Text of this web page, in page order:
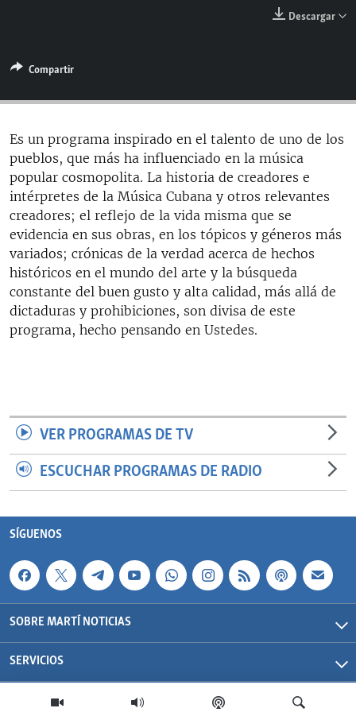
ESPECIALES
LA REALIDAD DE LA VIVIENDA EN CUBA
KENTU-CUBANO
LOS SANTOS DE HIALEAH
DESINFORMACIÓN RUSA EN AMÉRICA LATINA
LA INVASIÓN DE RUSIA A UCRANIA
MULTIMEDIA
EDITORIALES
SÍGUENOS
Descargar
Compartir
Es un programa inspirado en el talento de uno de los
pueblos, que más ha influenciado en la música
popular cosmopolita. La historia de creadores e
intérpretes de la Música Cubana y otros relevantes
creadores; el reflejo de la vida misma que se
evidencia en sus obras, en los tópicos y géneros más
variados; crónicas de la verdad acerca de hechos
históricos en el mundo del arte y la búsqueda
constante del buen gusto y alta calidad, más allá de
dictaduras y prohibiciones, son divisa de este
programa, hecho pensando en Ustedes.
VER PROGRAMAS DE TV
ESCUCHAR PROGRAMAS DE RADIO
SÍGUENOS
SOBRE MARTÍ NOTICIAS
SERVICIOS
Martí Noticias| 2026 | OCB | Todos los derechos reservados.